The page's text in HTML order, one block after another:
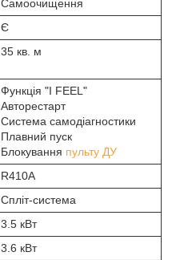
Самоочищення
Є
35 кв. м
Функція "I FEEL"
Авторестарт
Система самодіагностики
Плавний пуск
Блокування пульту ДУ
R410A
Спліт-система
3.5 кВт
3.6 кВт